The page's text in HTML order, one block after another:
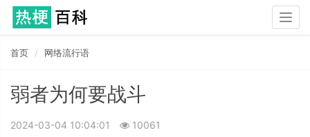
首页 网络流行语
弱者为何要战斗
2024-03-04 10:04:01 10061